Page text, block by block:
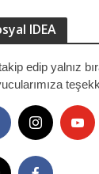
IDEA
edip yalnız